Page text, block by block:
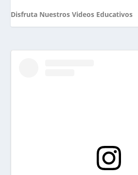
Disfruta Nuestros Videos Educativos